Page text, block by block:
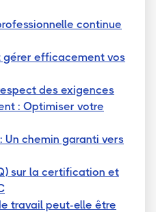
continue
gérer efficacement vos
des exigences
: Optimiser votre
Un chemin garanti vers
sur la certification et
travail peut-elle être